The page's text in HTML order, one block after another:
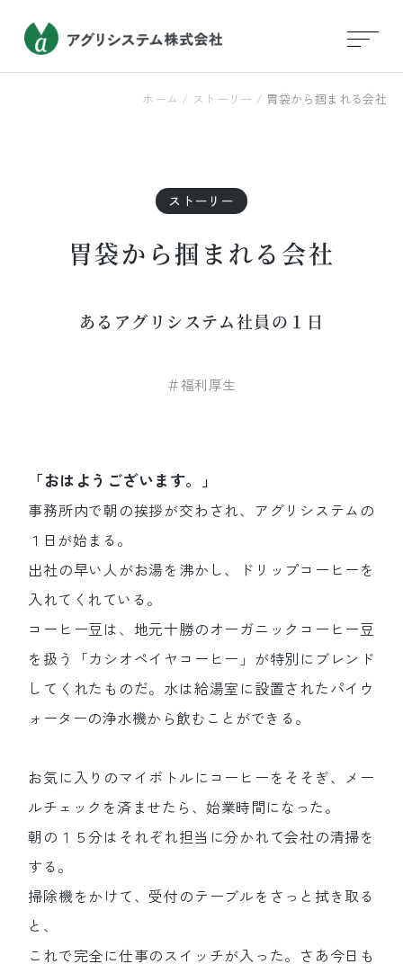
ホーム / ストーリー / 胃袋から掴まれる会社
ストーリー
胃袋から掴まれる会社
あるアグリシステム社員の１日
＃福利厚生
「おはようございます。」
事務所内で朝の挨拶が交わされ、アグリシステムの
１日が始まる。
出社の早い人がお湯を沸かし、ドリップコーヒーを
入れてくれている。
コーヒー豆は、地元十勝のオーガニックコーヒー豆
を扱う「カシオペイヤコーヒー」が特別にブレンド
してくれたものだ。水は給湯室に設置されたパイウ
ォーターの浄水機から飲むことができる。
お気に入りのマイボトルにコーヒーをそそぎ、メー
ルチェックを済ませたら、始業時間になった。
朝の１５分はそれぞれ担当に分かれて会社の清掃を
する。
掃除機をかけて、受付のテーブルをさっと拭き取る
と、
これで完全に仕事のスイッチが入った。さあ今日も